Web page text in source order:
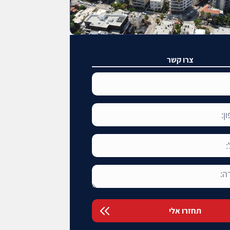
צרו קשר